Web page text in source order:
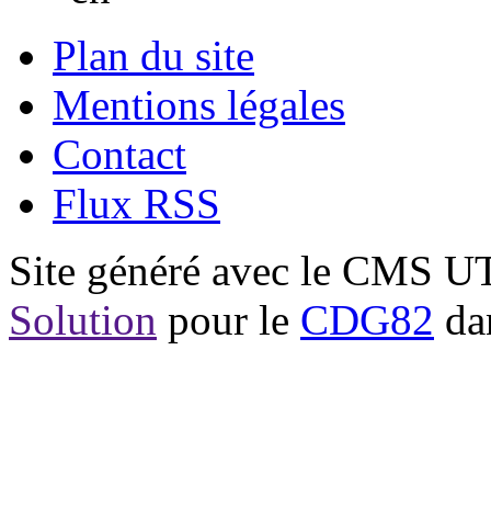
Plan du site
Mentions légales
Contact
Flux RSS
Site généré avec le CMS
Solution pour le CDG82